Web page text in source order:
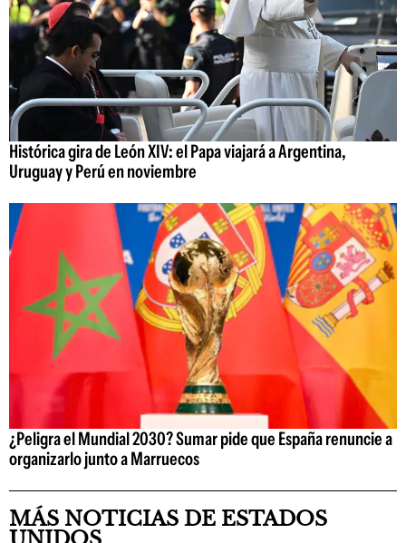
Histórica gira de León XIV: el Papa viajará a Argentina,
Uruguay y Perú en noviembre
¿Peligra el Mundial 2030? Sumar pide que España renuncie a
organizarlo junto a Marruecos
MÁS NOTICIAS DE ESTADOS